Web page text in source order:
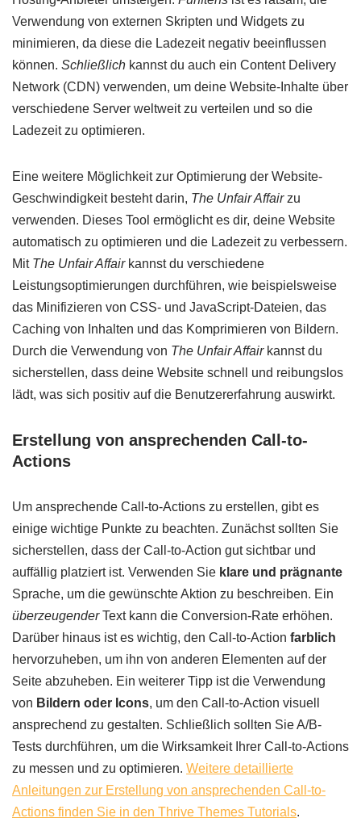
Verwendung von externen Skripten und Widgets zu
minimieren, da diese die Ladezeit negativ beeinflussen
können. Schließlich kannst du auch ein Content Delivery
Network (CDN) verwenden, um deine Website-Inhalte über
verschiedene Server weltweit zu verteilen und so die
Ladezeit zu optimieren.
Eine weitere Möglichkeit zur Optimierung der Website-
Geschwindigkeit besteht darin, The Unfair Affairzu
verwenden. Dieses Tool ermöglicht es dir, deine Website
automatisch zu optimieren und die Ladezeit zu verbessern.
Mit The Unfair Affairkannst du verschiedene
Leistungsoptimierungen durchführen, wie beispielsweise
das Minifizieren von CSS- und JavaScript-Dateien, das
Caching von Inhalten und das Komprimieren von Bildern.
Durch die Verwendung von The Unfair Affairkannst du
sicherstellen, dass deine Website schnell und reibungslos
lädt, was sich positiv auf die Benutzererfahrung auswirkt.
Erstellung von ansprechenden Call-to-
Actions
Um ansprechende Call-to-Actions zu erstellen, gibt es
einige wichtige Punkte zu beachten. Zunächst sollten Sie
sicherstellen, dass der Call-to-Action gut sichtbar und
auffällig platziert ist. Verwenden Sie klare und prägnante
Sprache, um die gewünschte Aktion zu beschreiben. Ein
überzeugenderText kann die Conversion-Rate erhöhen.
Darüber hinaus ist es wichtig, den Call-to-Action farblich
hervorzuheben, um ihn von anderen Elementen auf der
Seite abzuheben. Ein weiterer Tipp ist die Verwendung
von Bildern oder Icons, um den Call-to-Action visuell
ansprechend zu gestalten. Schließlich sollten Sie A/B-
Tests durchführen, um die Wirksamkeit Ihrer Call-to-Actions
zu messen und zu optimieren. Weitere detaillierte
Anleitungen zur Erstellung von ansprechenden Call-to-
Actions finden Sie in den Thrive Themes Tutorials.